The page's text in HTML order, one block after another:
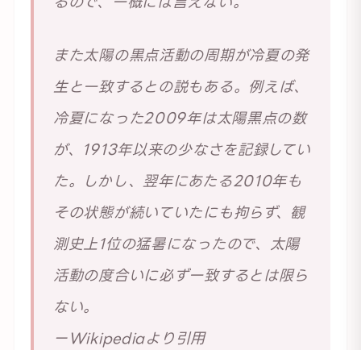
また太陽の黒点活動の周期が冷夏の発
生と一致するとの説もある。例えば、
冷夏になった2009年は太陽黒点の数
が、1913年以来の少なさを記録してい
た。しかし、翌年にあたる2010年も
その状態が続いていたにも拘らず、観
測史上1位の猛暑になったので、太陽
活動の度合いに必ず一致するとは限ら
ない。
ーWikipediaより引用